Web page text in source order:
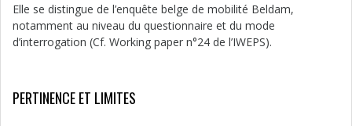
Elle se distingue de l’enquête belge de mobilité Beldam,
notamment au niveau du questionnaire et du mode
d’interrogation (Cf. Working paper n°24 de l’IWEPS).
PERTINENCE ET LIMITES